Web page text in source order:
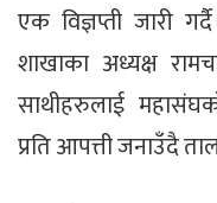
एक विज्ञप्ती जारी
शाखाका अध्यक्ष
साथीहरुलाई
प्रति आपत्ती जनाउँदै